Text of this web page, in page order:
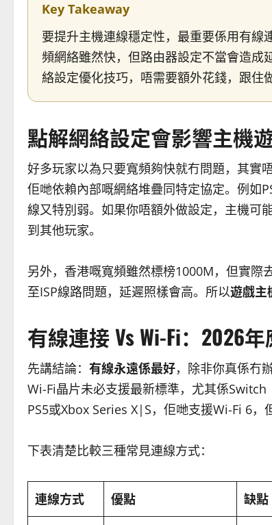
Key Takeaway
要提升主機連線穩定性，最重要係用有線
頻網絡雖然快，但路由器設定不當會造成
絡設定優化技巧，唔需要額外花錢，跟住
點解網絡設定會影響主機遊
好多玩家以為只要寬頻夠快就冇問題，其實
佢哋依賴內部嘅網絡堆疊同特定協定。例如
線又特別弱。如果你唔額外做設定，主機可
到其他玩家。
另外，香港嘅寬頻雖然標榜1000M，但實際
至ISP線路問題，延遲照樣會高。所以遊戲主
有線連接 Vs Wi-Fi：2026年
先講結論： 有線永遠係最好，除非你真係冇
Wi-Fi晶片未必支援最新標準，尤其係
PS5或Xbox Series X|S，佢哋支援Wi-Fi 6，
下表清楚比較三種常見連線方式：
連線方式 優點 缺點